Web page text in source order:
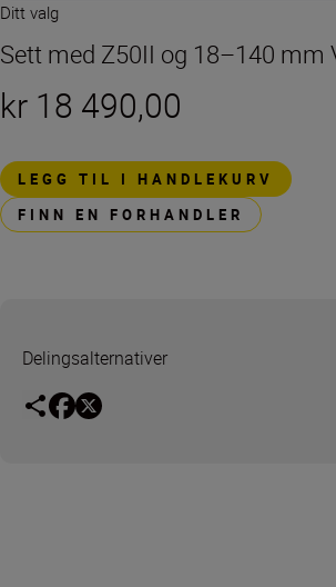
Ditt valg
Sett med Z50II og 18–140 mm
kr 18 490,00
LEGG TIL I HANDLEKURV
FINN EN FORHANDLER
Delingsalternativer